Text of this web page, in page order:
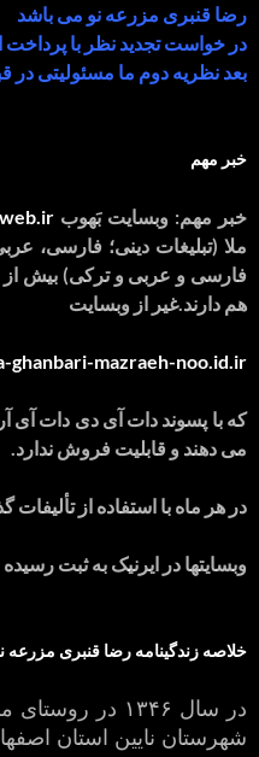
رضا قنبری مزرعه نو می باشد
در خواست تجدید نظر با
بعد نظریه دوم ما مسئولیتی در
خبر مهم
خبر مهم: وبسایت بَهوب
ملا (تبلیغات دینی؛ فارسی،
هم دارند.غیر از وبسایت
ghanbari-mazraeh-noo.id.ir/
که با پسوند دات آی دی دات
می دهند و قابلیت فروش ندارد.
در هر ماه با استفاده از
وبسایتها در ایرنیک به ثبت
خلاصه زندگینامه رضا قنبری مزرعه
در سال ۱۳۴۶ در
شهرستان نایین استان